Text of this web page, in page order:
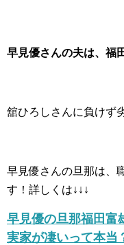
早見優さんの夫は、福
舘ひろしさんに負けず
早見優さんの旦那は、
す！詳しくは↓↓↓
早見優の旦那福田富
実家が凄いって本当